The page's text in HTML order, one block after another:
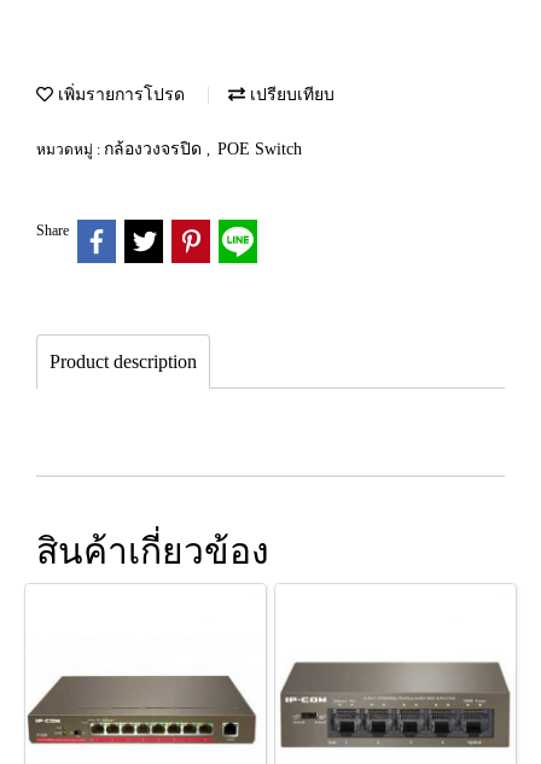
เพิ่มรายการโปรด เปรียบเทียบ
หมวดหมู่ : กล้องวงจรปิด , POE Switch
Share
Product description
สินค้าเกี่ยวข้อง